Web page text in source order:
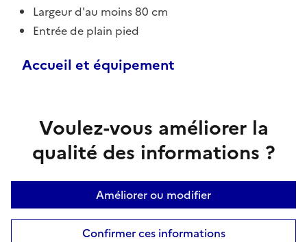
Largeur d'au moins 80 cm
Entrée de plain pied
Accueil et équipement
Voulez-vous améliorer la
qualité des informations ?
Améliorer ou modifier
Confirmer ces informations